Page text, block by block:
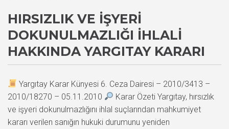
HIRSIZLIK VE İŞYERI
DOKUNULMAZLIĞI İHLALI
HAKKINDA YARGITAY KARARI
Yargıtay Karar Künyesi 6. Ceza Dairesi – 2010/3413 –
2010/18270 – 05.11.2010
Karar Özeti Yargıtay, hırsızlık
ve işyeri dokunulmazlığını ihlal suçlarından mahkumiyet
kararı verilen sanığın hukuki durumunu yeniden